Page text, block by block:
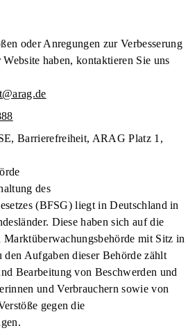
oder Anregungen zur Verbesserung
haben, kontaktieren Sie uns
Barrierefreiheit, ARAG Platz 1,
des
(BFSG) liegt in Deutschland in
Diese haben sich auf die
mit Sitz in
Aufgaben dieser Behörde zählt
Bearbeitung von Beschwerden und
und Verbrauchern sowie von
gegen die